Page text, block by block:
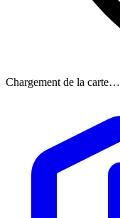
Chargement de la carte…